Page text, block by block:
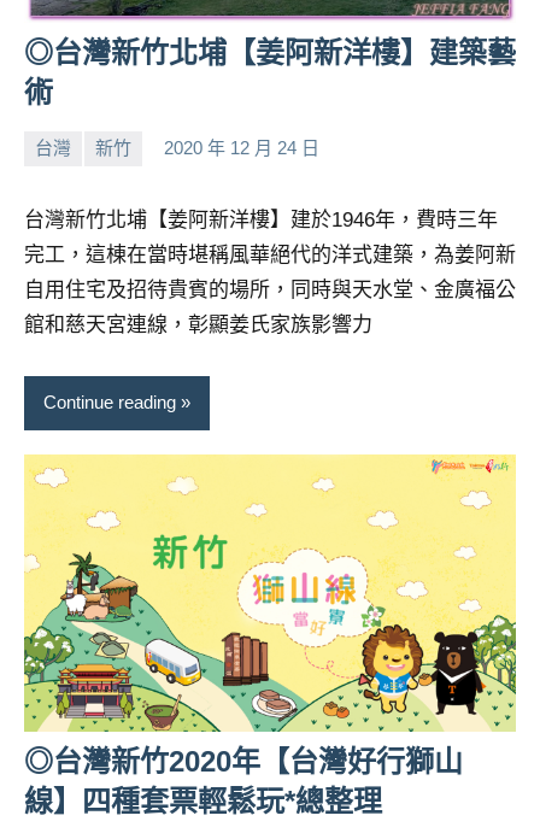
光
局
合
作
人
象。
★
◎台灣新竹北埔【姜阿新洋樓】建築藝
術
台灣 新竹 2020 年 12 月 24 日
小
No
台灣新竹北埔【姜阿新洋樓】建於1946年，費時三年
完工，這棟在當時堪稱風華絕代的洋式建築，為姜阿新
自用住宅及招待貴賓的場所，同時與天水堂、金廣福公
館和慈天宮連線，彰顯姜氏家族影響力
Continue reading
◎台灣新竹2020年【台灣好行獅山
線】四種套票輕鬆玩*總整理